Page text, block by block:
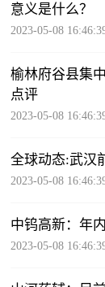
意义是什么？
2023-05-08
榆林府谷县集
点评
2023-05-08
全球动态:武汉
2023-05-08
中钨高新：年
2023-05-08